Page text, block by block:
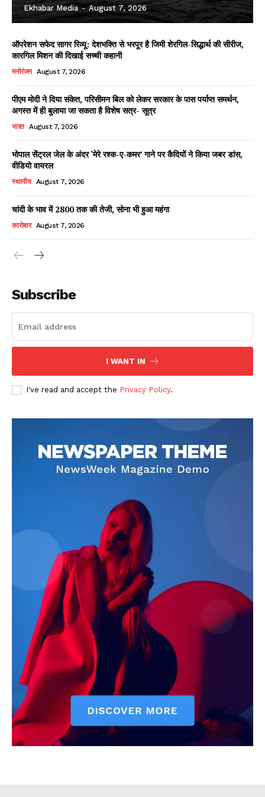
Contact us
Subscription Plans
My account
Ekhabar Media - August 7, 2026
ऑपरेशन सफेद सागर रिव्यू: देशभक्ति से भरपूर है जिमी शेरगिल-सिद्धार्थ की सीरीज,
कारगिल मिशन की दिखाई सच्ची कहानी
मनोरंजन August 7, 2026
पीएम मोदी ने दिया संकेत, परिसीमन बिल को लेकर सरकार के पास पर्याप्त समर्थन,
अगस्त में ही बुलाया जा सकता है विशेष सत्र- सूत्र
भारत August 7, 2026
भोपाल सेंट्रल जेल के अंदर ‘मेरे रश्क-ए-कमर’ गाने पर कैदियों ने किया जबर डांस,
वीडियो वायरल
स्थानीय August 7, 2026
चांदी के भाव में ₹2800 तक की तेजी, सोना भी हुआ महंगा
कारोबार August 7, 2026
Subscribe
I WANT IN
I've read and accept the Privacy Policy.